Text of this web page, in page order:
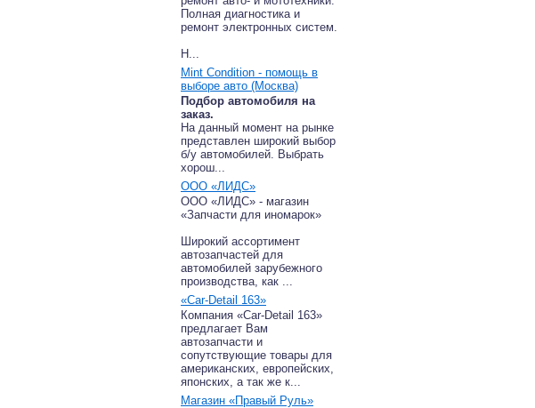
Полная диагностика и
ремонт электронных систем.
Н...
Mint Condition - помощь в
выборе авто (Москва)
Подбор автомобиля на
заказ.
На данный момент на рынке
представлен широкий выбор
б/у автомобилей. Выбрать
хорош...
ООО «ЛИДС»
ООО «ЛИДС» - магазин
«Запчасти для иномарок»
Широкий ассортимент
автозапчастей для
автомобилей зарубежного
производства, как ...
«Car-Detail 163»
Компания «Car-Detail 163»
предлагает Вам
автозапчасти и
сопутствующие товары для
американских, европейских,
японских, а так же к...
Магазин «Правый Руль»